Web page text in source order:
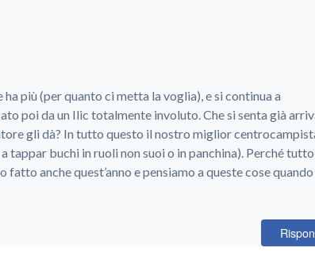
ha più (per quanto ci metta la voglia), e si continua a
poi da un Ilic totalmente involuto. Che si senta già
gli dà? In tutto questo il nostro miglior
tappar buchi in ruoli non suoi o in panchina). Perché tutto
anche quest’anno e pensiamo a queste cose quando